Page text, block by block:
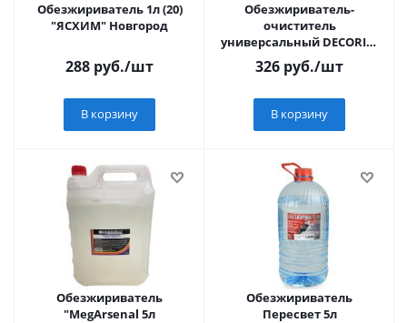
Обезжириватель 1л (20)
"ЯСХИМ" Новгород
288 руб./шт
В корзину
Обезжириватель-
очиститель
универсальный DECORIX,
520 мл
326 руб./шт
В корзину
Обезжириватель
"MegArsenal 5л
Обезжириватель
Пересвет 5л